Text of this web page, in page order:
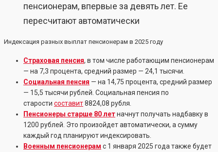
пенсионерам, впервые за девять лет. Ее
пересчитают автоматически
Индексация разных выплат пенсионерам в 2025 году
Страховая пенсия, в том числе работающим пенсионерам
— на 7,3 процента, средний размер — 24,1 тысячи.
Социальная пенсия — на 14,75 процента, средний размер
— 15,5 тысячи рублей. Социальная пенсия по
старости составит8824,08 рубля.
Пенсионеры старше 80 летначнут получать надбавку в
1200 рублей. Это произойдет автоматически, а сумму
каждый год планируют индексировать.
Военным пенсионерам с 1 января 2025 года также будет